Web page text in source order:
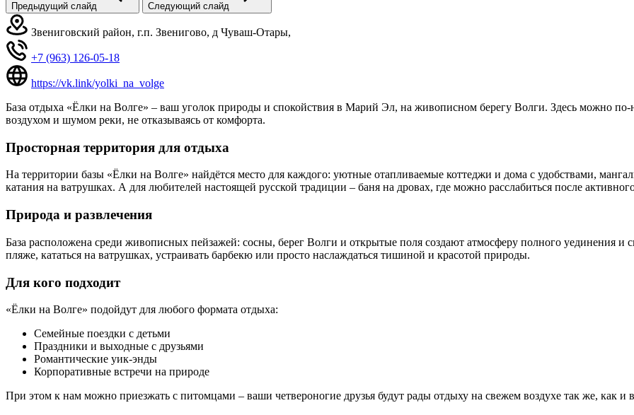
Предыдущий слайд Следующий слайд
Звениговский район, г.п. Звенигово, д Чуваш-Отары,
+7 (963) 126-05-18
https://vk.link/yolki_na_volge
База отдыха «Ёлки на Волге» – ваш уголок природы и спокойствия в Марий Эл, на живописном берегу Волги. Здесь можно по-
воздухом и шумом реки, не отказываясь от комфорта.
Просторная территория для отдыха
На территории базы «Ёлки на Волге» найдётся место для каждого: уютные отапливаемые коттеджи и дома с удобствами,
катания на ватрушках. А для любителей настоящей русской традиции – баня на дровах, где можно расслабиться после
Природа и развлечения
База расположена среди живописных пейзажей: сосны, берег Волги и открытые поля создают атмосферу полного уединения и
пляже, кататься на ватрушках, устраивать барбекю или просто наслаждаться тишиной и красотой природы.
Для кого подходит
«Ёлки на Волге» подойдут для любого формата отдыха:
Семейные поездки с детьми
Праздники и выходные с друзьями
Романтические уик-энды
Корпоративные встречи на природе
При этом к нам можно приезжать с питомцами – ваши четвероногие друзья будут рады отдыху на свежем воздухе так же, как и